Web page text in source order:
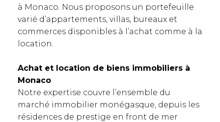
à Monaco. Nous proposons un portefeuille
varié d’appartements, villas, bureaux et
commerces disponibles à l’achat comme à la
location.
Achat et location de biens immobiliers à
Monaco
Notre expertise couvre l’ensemble du
marché immobilier monégasque, depuis les
résidences de prestige en front de mer